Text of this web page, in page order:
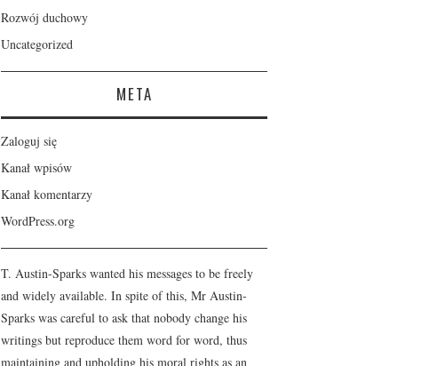
Rozwój duchowy
Uncategorized
META
Zaloguj się
Kanał wpisów
Kanał komentarzy
WordPress.org
T. Austin-Sparks wanted his messages to be freely
and widely available. In spite of this, Mr Austin-
Sparks was careful to ask that nobody change his
writings but reproduce them word for word, thus
maintaining and upholding his moral rights as an